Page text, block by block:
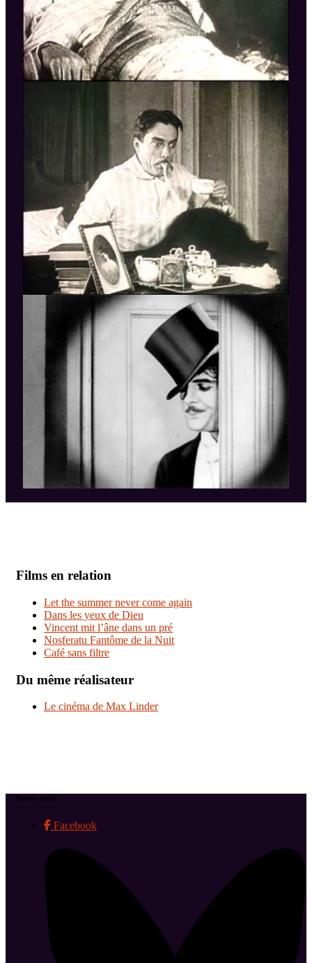
Films en relation
Let the summer never come again
Dans les yeux de Dieu
Vincent mit l’âne dans un pré
Nosferatu Fantôme de la Nuit
Café sans filtre
Du même réalisateur
Le cinéma de Max Linder
Suivez-nous !
Facebook